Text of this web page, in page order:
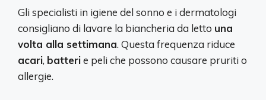
Gli specialisti in igiene del sonno e i dermatologi
consigliano di lavare la biancheria da letto una
volta alla settimana. Questa frequenza riduce
acari, batterie peli che possono causare pruriti o
allergie.